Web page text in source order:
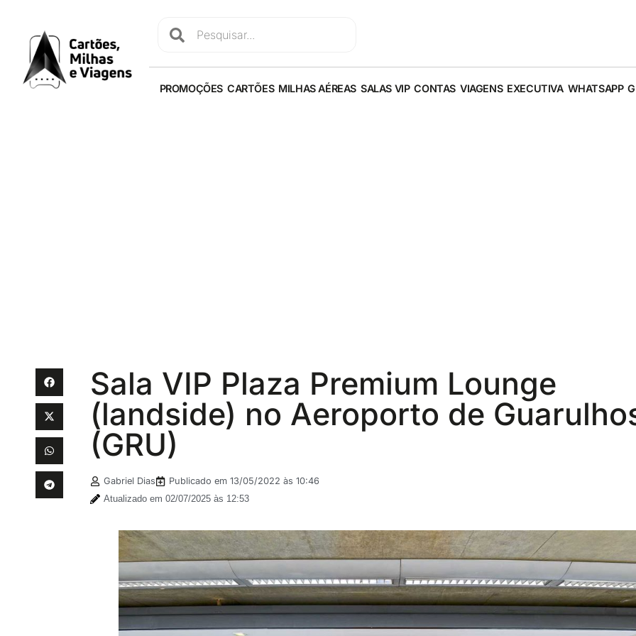
PROMOÇÕES CARTÕES MILHAS AÉREAS SALAS VIP CONTAS VIAGENS EXECUTIVA WHATSAPP
Sala VIP Plaza Premium Lounge
(landside) no Aeroporto de
(GRU)
Gabriel Dias Publicado em 13/05/2022 às 10:46
Atualizado em 02/07/2025 às 12:53